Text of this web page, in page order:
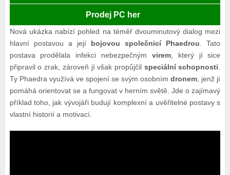
Prodej PC her
Nová ukázka nabízí pohled na téměř dvouminutový dialog mezi
hlavní postavou a její bojovou společnicí Phaedrou . Tato
postava prodělala infekci nebezpečným virem, který jí sice
připravil o zrak, zároveň jí však propůjčil speciální schopnosti
Ty Phaedra využívá ve spojení se svým osobnímdronem , jenž jí
pomáhá orientovat se a fungovat v herním světě. Jde o zajímavý
příklad toho, jak vývojáři budují komplexní a uvěřitelné postavy s
vlastní historií a motivací.